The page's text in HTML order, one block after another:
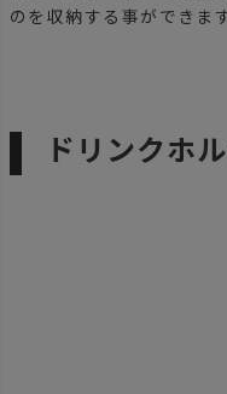
のを収納する事ができます
ドリンクホ